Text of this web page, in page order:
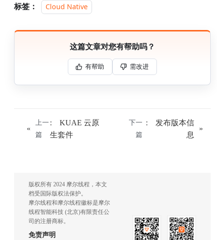
标签： Cloud Native
这篇文章对您有帮助吗？
有帮助 需改进
上一
篇
: KUAE 云原
生套件
下一
篇
: 发布版本信
息
版权所有 2024 摩尔线程，本文
档受国际版权法保护。
摩尔线程和摩尔线程徽标是摩尔
线程智能科技 (北京)有限责任公
司的注册商标。
免责声明